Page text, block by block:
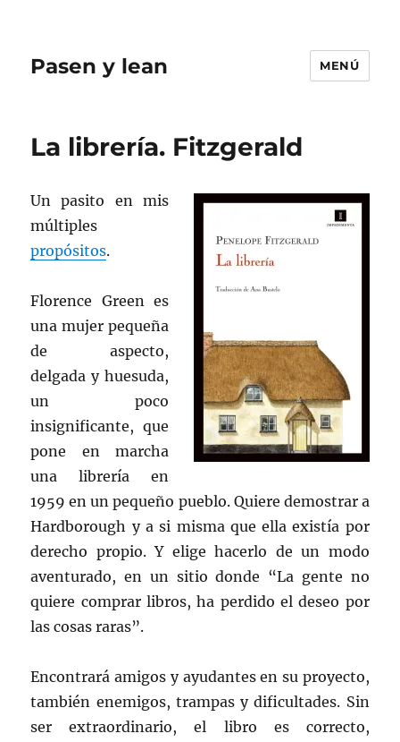
Pasen y lean MENÚ
La librería. Fitzgerald
Un pasito en mis
múltiples
propósitos.
Florence Green es
una mujer pequeña
de aspecto,
delgada y huesuda,
un poco
insignificante, que
pone en marcha
una librería en
1959 en un pequeño pueblo. Quiere demostrar a
Hardborough y a si misma que ella existía por
derecho propio. Y elige hacerlo de un modo
aventurado, en un sitio donde “La gente no
quiere comprar libros, ha perdido el deseo por
las cosas raras”.
Encontrará amigos y ayudantes en su proyecto,
también enemigos, trampas y dificultades. Sin
ser extraordinario, el libro es correcto,